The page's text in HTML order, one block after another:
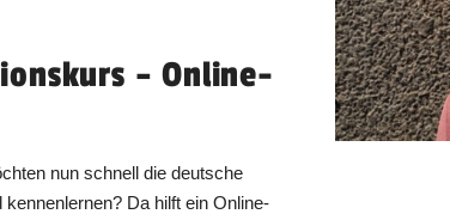
– Online-
nun schnell die deutsche
Da hilft ein Online-